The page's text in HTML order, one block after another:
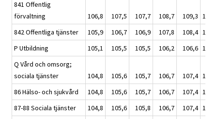
841 Offentlig
förvaltning
106,8 107,5 107,7 108,7 109,3
842 Offentliga tjänster
105,9 106,7 106,9 107,8 108,4
P Utbildning
105,1 105,5 105,5 106,2 106,6
Q Vård och omsorg;
sociala tjänster
104,8 105,6 105,7 106,7 107,4
86 Hälso- och sjukvård
104,8 105,6 105,7 106,7 107,4
87-88 Sociala tjänster
104,8 105,6 105,8 106,7 107,4